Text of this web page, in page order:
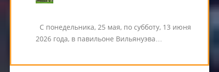
С понедельника, 25 мая, по субботу, 13 июня
2026 года, в павильоне Вильянуэва…